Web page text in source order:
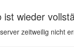
wieder
zeitweilig nicht